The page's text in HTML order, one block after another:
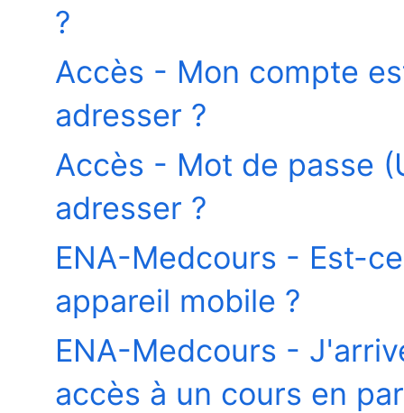
?
Accès - Mon compte
adresser ?
Accès - Mot de passe
adresser ?
ENA-Medcours - Est-
appareil mobile ?
ENA-Medcours -
accès à un cours en